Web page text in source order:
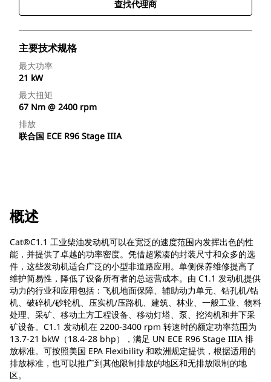
查找代理商
主要技术规格
最大功率
21 kW
最大扭矩
67 Nm @ 2400 rpm
排放
联合国 ECE R96 Stage IIIA
概述
Cat®C1.1 工业柴油发动机可以在宽泛的速度范围内发挥出色的性
能，并提供了卓越的功率密度。凭借超紧凑的封装尺寸和众多的选
件，这些发动机适合广泛的小型非道路应用。单侧保养维修提高了
维护简易性，降低了设备所有者的总运营成本。由 C1.1 发动机提供
动力的行业和应用包括：飞机地面保障、辅助动力单元、钻孔机/钻
机、破碎机/砂轮机、压实机/压路机、建筑、林业、一般工业、物料
处理、采矿、移动土方工程设备、移动灯塔、泵、挖沟机和井下采
矿设备。C1.1 发动机在 2200-3400 rpm 转速时的额定功率范围为
13.7-21 bkW（18.4-28 bhp），满足 UN ECE R96 Stage IIIA 排
放标准。可按照美国 EPA Flexibility 和欧洲规定提供，根据适用的
排放标准，也可以推广到其他限制排放的地区和无排放限制的地
区。